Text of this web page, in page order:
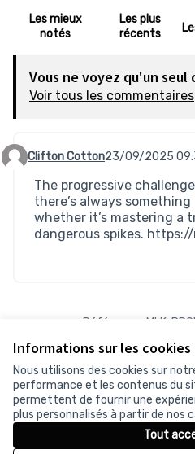
Informations sur les
Nous utilisons des cookies sur
performance et les contenus du
permettent de fournir une
plus personnalisés à partir de nos
Tout
Les mieux
notés
Les plus
récents
Vous ne voyez qu'un seul
Voir tous les commentaires
Commentaire 525
Clifton Cotton23/09/2025
The progressive
there’s always
whether it’s mastering a
dangerous spikes. https://
Référence : MLK-
Vérifiez
Conditions d'utilisation
Paramètres des cookies